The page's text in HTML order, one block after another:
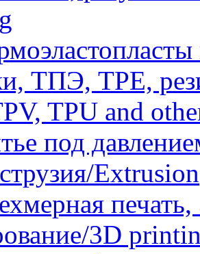
ТПЭ, TPE,
TPU and
под
Extrusion
3D